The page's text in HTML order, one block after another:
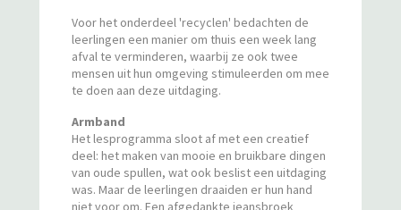
Voor het onderdeel 'recyclen' bedachten de
leerlingen een manier om thuis een week lang
afval te verminderen, waarbij ze ook twee
mensen uit hun omgeving stimuleerden om mee
te doen aan deze uitdaging.
Armband
Het lesprogramma sloot af met een creatief
deel: het maken van mooie en bruikbare dingen
van oude spullen, wat ook beslist een uitdaging
was. Maar de leerlingen draaiden er hun hand
niet voor om. Een afgedankte jeansbroek